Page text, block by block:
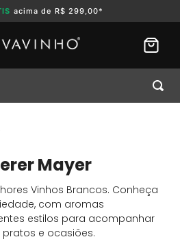
acima de R$ 299,00*
Mayer
Vinhos Brancos. Conheça
com aromas
estilos para acompanhar
pratos e ocasiões.